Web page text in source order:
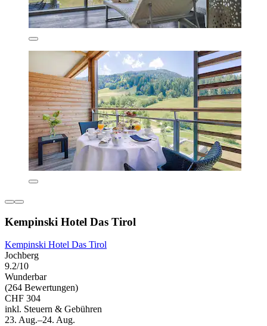
Kempinski Hotel Das Tirol
Kempinski Hotel Das Tirol
Jochberg
9.2/10
Wunderbar
(264 Bewertungen)
CHF 304
inkl. Steuern & Gebühren
23. Aug.–24. Aug.